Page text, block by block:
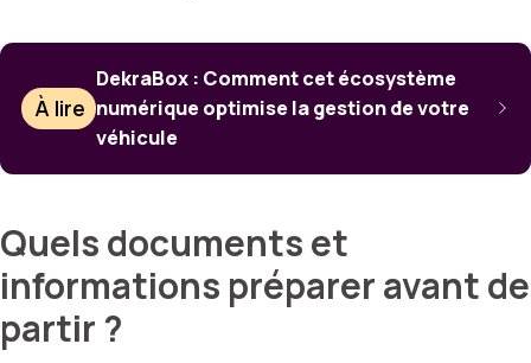
À lire
DekraBox : Comment cet écosystème
numérique optimise la gestion de votre
véhicule
Quels documents et
informations préparer avant de
partir ?